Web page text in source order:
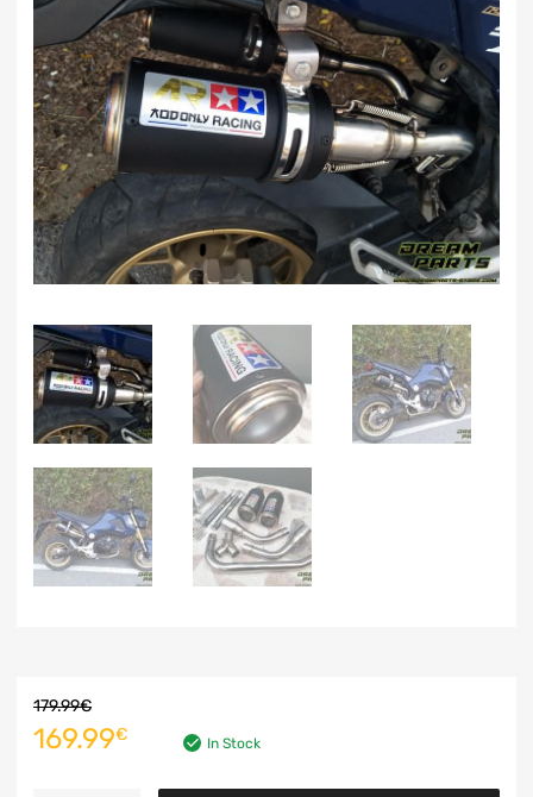
179.99€
169.99€ In Stock